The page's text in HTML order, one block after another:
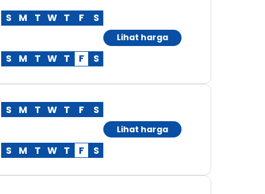
S M T W T F S
S M T W T F S
Lihat harga
S M T W T F S
S M T W T F S
Lihat harga